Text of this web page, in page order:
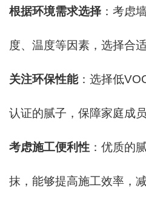
根据环境需求选择 ：考虑
度、温度等因素，选择合
关注环保性能：选择低
认证的腻子，保障家庭成员
考虑施工便利性 ：优质的
抹，能够提高施工效率，